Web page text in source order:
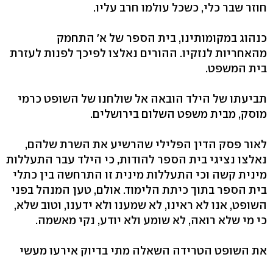
חוזר שבר כלי, כשכל עולמו חרב עליו.
כנהוג במקומותינו, בית הספר של א' התחמק
מהאחריות לנזקיו. ההורים נאלצו לפיכך לפנות לעזרת
בית המשפט.
תביעתו של הילד הובאה אל שולחנו של השופט כרמי
מוסק, מבית משפט השלום בירושלים.
לאור פסק הדין הפלילי שהרשיע את השרת שלהם,
נאלצו נציגי בית הספר להודות, כי הילד עבר התעללות
מינית קשה וכי התעללות מינית זו התרחשה בין כתלי
בית הספר בתוך כיתת הלימוד. אולם, טען המנהל בפני
השופט, אנו לא ראינו, לא שמענו ולא ידענו, וטוב שלא,
כי מי שלא רואה, לא שומע ולא יודע, נקי מאשמה.
את השופט הטרידה השאלה מתי בדיוק אירעו מעשי